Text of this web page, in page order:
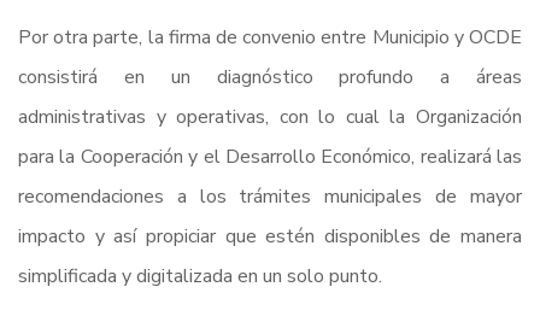
Por otra parte, la firma de convenio entre Municipio y OCDE
consistirá en un diagnóstico profundo a áreas
administrativas y operativas, con lo cual la Organización
para la Cooperación y el Desarrollo Económico, realizará las
recomendaciones a los trámites municipales de mayor
impacto y así propiciar que estén disponibles de manera
simplificada y digitalizada en un solo punto.